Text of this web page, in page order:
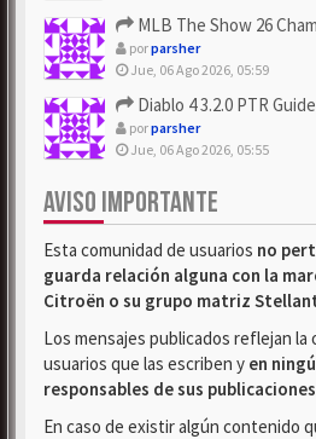
MLB The Show 26
porparsher
Jue, 06 Ago 2026, 05:59
Diablo 4 3.2.0 PTR Guide – Get
porparsher
Jue, 06 Ago 2026, 05:55
AVISO IMPORTANTE
Esta comunidad de usuarios no
guarda relación alguna con la
Citroën o su grupo matriz
Los mensajes publicados reflejan la
usuarios que las escriben y en
responsables de sus publicaciones
En caso de existir algún contenido